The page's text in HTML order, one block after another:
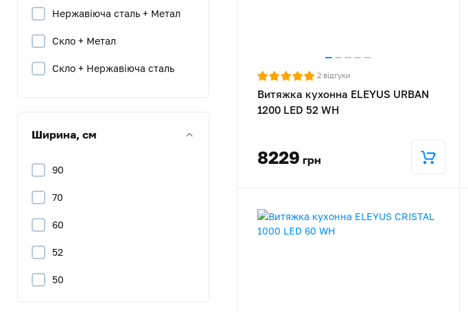
Нержавіюча сталь + Метал
Скло + Метал
Скло + Нержавіюча сталь
Ширина, см
90
70
60
52
50
2 відгуки
Витяжка кухонна ELEYUS URBAN
1200 LED 52 WH
8229 грн